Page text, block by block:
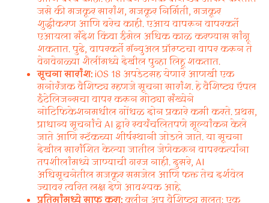
जसे की मजकूर सारांश, मजकूर निर्मिती, मजकूर
शुद्धीकरण आणि बरेच काही. एआय वापरून वापरकर्ते
एआयला संदेश किंवा ईमेल अधिक काळ करण्यास सांगू
शकतात. पुढे, वापरकर्ते मॅन्युअल प्रॉम्प्टचा वापर करून ते
वेगवेगळ्या शैलींमध्ये देखील पुन्हा लिहू शकतात.
सूचना सारांश:iOS 18 अपडेटसह येणारे आणखी एक
मनोरंजक वैशिष्ट्य म्हणजे सूचना सारांश. हे वैशिष्ट्य ऍपल
इंटेलिजन्सचा वापर करून मोठ्या संख्येने
नोटिफिकेशनमधील गोंधळ दोन प्रकारे कमी करते. प्रथम,
प्राधान्य सूचनांचे AI द्वारे स्वयंचलितपणे मूल्यांकन केले
जाते आणि स्टॅकच्या शीर्षस्थानी जोडले जाते. या सूचना
देखील सारांशित केल्या जातील जेणेकरून वापरकर्त्यांना
तपशीलांमध्ये जाण्याची गरज नाही. दुसरे, AI
अधिसूचनेतील मजकूर समजेल आणि फक्त तेच दर्शवेल
ज्यावर त्वरित लक्ष देणे आवश्यक आहे.